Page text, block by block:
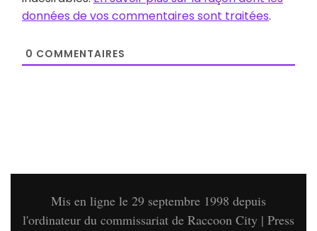
données de vos commentaires sont traitées.
0 COMMENTAIRES
Mis en ligne le 29 septembre 1998 depuis
l'ordinateur du commissariat de Raccoon City | Press